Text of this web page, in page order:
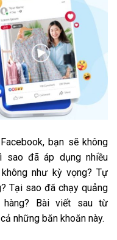
bạn sẽ không
sao đã áp dụng nhiều
như kỳ vọng? Tự
Tại sao đã chạy quảng
Bài viết sau từ
những băn khoăn này.